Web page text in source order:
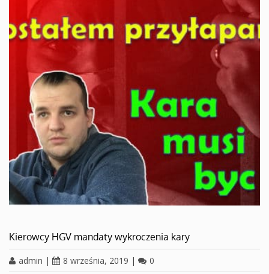
Kierowcy HGV mandaty wykroczenia kary
admin | 8 września, 2019 | 0